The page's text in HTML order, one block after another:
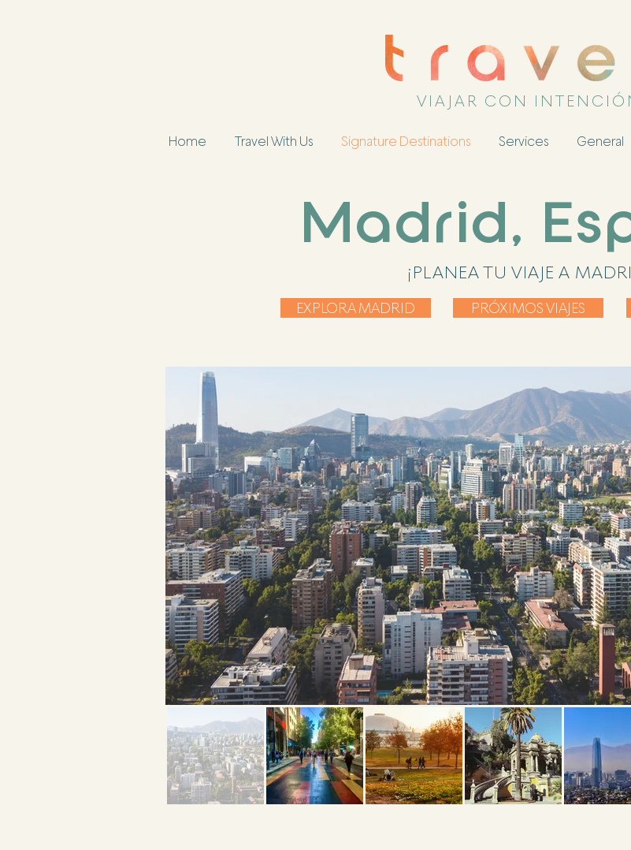
VIAJAR CON
Home Travel With Us Signature Destinations Services General
Madrid,
¡PLANEA TU VIAJE A
EXPLORA MADRID PRÓXIMOS VIAJES